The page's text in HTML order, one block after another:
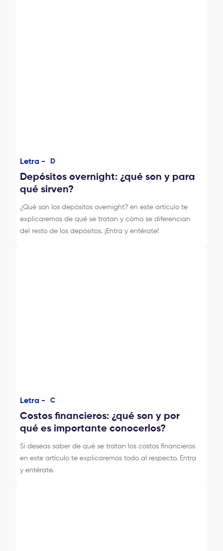
Letra - D
Depósitos overnight: ¿qué son y para
qué sirven?
¿Qué son los depósitos overnight? en este artículo te
explicaremos de qué se tratan y cómo se diferencian
del resto de los depósitos. ¡Entra y entérate!
Letra - C
Costos financieros: ¿qué son y por
qué es importante conocerlos?
Si deseas saber de qué se tratan los costos financieros
en este artículo te explicaremos todo al respecto. Entra
y entérate.